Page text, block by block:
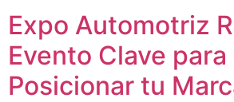
Expo Automotriz
Evento Clave para
Posicionar tu